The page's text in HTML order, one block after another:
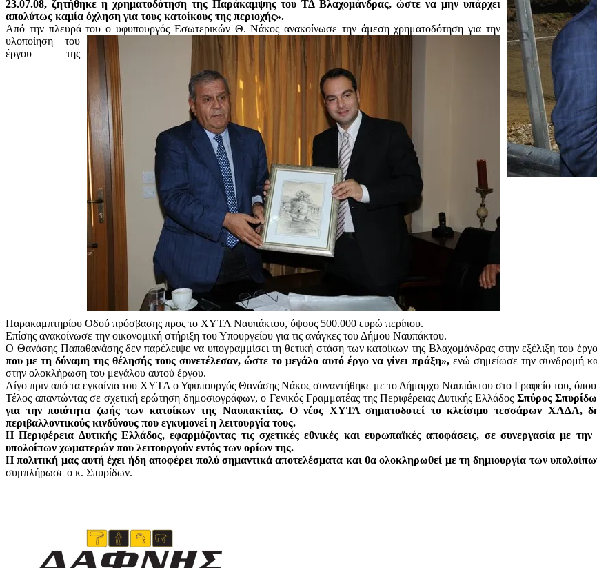
23.07.08, ζητήθηκε η χρηματοδότηση της Παράκαμψης του ΤΔ Βλαχομάνδρας, ώστε να μην υπάρχει
απολύτως καμία όχληση για τους κατοίκους της περιοχής».
Από την πλευρά του ο υφυπουργός Εσωτερικών Θ. Νάκος ανακοίνωσε την άμεση χρηματοδότηση για την
υλοποίηση του
έργου της
Παρακαμπτηρίου Οδού πρόσβασης προς το ΧΥΤΑ Ναυπάκτου, ύψους 500.000 ευρώ περίπου.
Επίσης ανακοίνωσε την οικονομική στήριξη του Υπουργείου για τις ανάγκες του Δήμου Ναυπάκτου.
Ο Θανάσης Παπαθανάσης δεν παρέλειψε να υπογραμμίσει τη θετική στάση των κατοίκων της Βλαχομάνδρας στην εξέλιξη του
που με τη δύναμη της θέλησής τους συνετέλεσαν, ώστε το μεγάλο αυτό έργο να γίνει πράξη», ενώ σημείωσε την συνδρομή
στην ολοκλήρωση του μεγάλου αυτού έργου.
Λίγο πριν από τα εγκαίνια του ΧΥΤΑ ο Υφυπουργός Θανάσης Νάκος συναντήθηκε με το Δήμαρχο Ναυπάκτου στο Γραφείο του, όπου
Τέλος απαντώντας σε σχετική ερώτηση δημοσιογράφων, ο Γενικός Γραμματέας της Περιφέρειας Δυτικής Ελλάδος Σπύρος
για την ποιότητα ζωής των κατοίκων της Ναυπακτίας. Ο νέος ΧΥΤΑ σηματοδοτεί το κλείσιμο τεσσάρων ΧΑΔΑ,
περιβαλλοντικούς κινδύνους που εγκυμονεί η λειτουργία τους.
Η Περιφέρεια Δυτικής Ελλάδος, εφαρμόζοντας τις σχετικές εθνικές και ευρωπαϊκές αποφάσεις, σε συνεργασία με
υπολοίπων χωματερών που λειτουργούν εντός των ορίων της.
Η πολιτική μας αυτή έχει ήδη αποφέρει πολύ σημαντικά αποτελέσματα και θα ολοκληρωθεί με τη δημιουργία των
συμπλήρωσε ο κ. Σπυρίδων.